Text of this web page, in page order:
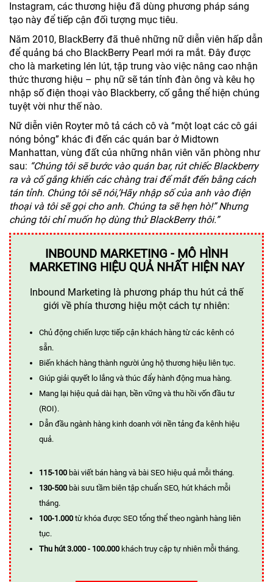
Instagram, các thương hiệu đã dùng phương pháp sáng
tạo này để tiếp cận đối tượng mục tiêu.
Năm 2010, BlackBerry đã thuê những nữ diễn viên hấp dẫn
để quảng bá cho BlackBerry Pearl mới ra mắt. Đây được
cho là marketing lén lút, tập trung vào việc nâng cao nhận
thức thương hiệu – phụ nữ sẽ tán tỉnh đàn ông và kêu họ
nhập số điện thoại vào Blackberry, cố gắng thể hiện chúng
tuyệt vời như thế nào.
Nữ diễn viên Royter mô tả cách cô và “một loạt các cô gái
nóng bỏng” khác đi đến các quán bar ở Midtown
Manhattan, vùng đất của những nhân viên văn phòng như
sau: “Chúng tôi sẽ bước vào quán bar, rút chiếc Blackberry
ra và cố gắng khiến các chàng trai để mắt đến bằng cách
tán tỉnh. Chúng tôi sẽ nói,’Hãy nhập số của anh vào điện
thoại và tôi sẽ gọi cho anh. Chúng ta sẽ hẹn hò!” Nhưng
chúng tôi chỉ muốn họ dùng thử BlackBerry thôi.”
INBOUND MARKETING - MÔ HÌNH
MARKETING HIỆU QUẢ NHẤT HIỆN NAY
Inbound Marketing là phương pháp thu hút cả thế
giới về phía thương hiệu một cách tự nhiên:
Chủ động chiến lược tiếp cận khách hàng từ các kênh có
sẵn.
Biến khách hàng thành người ủng hộ thương hiệu liên tục.
Giúp giải quyết lo lắng và thúc đẩy hành động mua hàng.
Mang lại hiệu quả dài hạn, bền vững và thu hồi vốn đầu tư
(ROI).
Dẫn đầu ngành hàng kinh doanh với nền tảng đa kênh hiệu
quả.
115-100 bài viết bán hàng và bài SEO hiệu quả mỗi tháng.
130-500 bài sưu tầm biên tập chuẩn SEO, hút khách mỗi
tháng.
100-1.000 từ khóa được SEO tổng thể theo ngành hàng liên
tục.
Thu hút 3.000 - 100.000 khách truy cập tự nhiên mỗi tháng.